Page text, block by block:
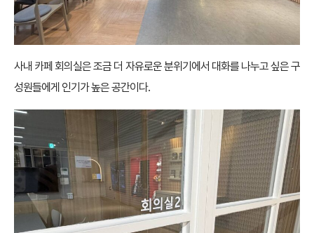
사내 카페 회의실은 조금 더 자유로운 분위기에서 대화를 나누고 싶은 구
성원들에게 인기가 높은 공간이다.